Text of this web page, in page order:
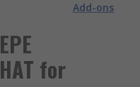
Add-ons
for